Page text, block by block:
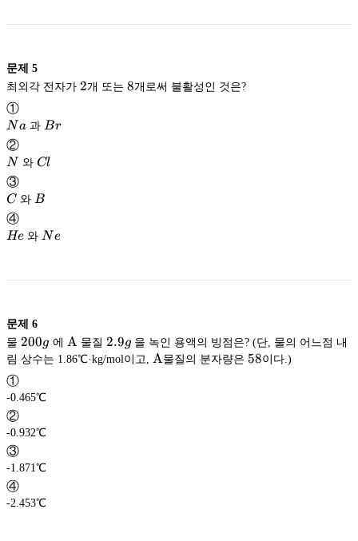
문제 5
최외각 전자가 2
2개 또는 8
8
①
Na
Na과 Br
Br
②
N
N 와 Cl
Cl
③
C
C 와 B
B
④
He
He 와 Ne
Ne
문제 6
물 200g
200g 에 \rm
A
A 물질 2.9g
2.9g 을 녹인 용액의 빙점은? (단, 물의 어느점 내
림 상수는 1.86℃·kg/mol이고, \rm
A물질의 분자량은 58
58
①
-0.465℃
②
-0.932℃
③
-1.871℃
④
-2.453℃